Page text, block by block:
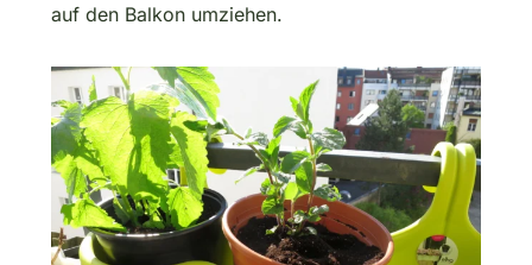
auf den Balkon umziehen.